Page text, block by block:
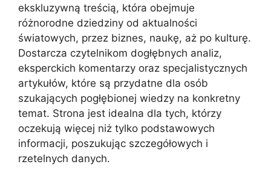
ekskluzywną treścią, która obejmuje
różnorodne dziedziny od aktualności
światowych, przez biznes, naukę, aż po kulturę.
Dostarcza czytelnikom dogłębnych analiz,
eksperckich komentarzy oraz specjalistycznych
artykułów, które są przydatne dla osób
szukających pogłębionej wiedzy na konkretny
temat. Strona jest idealna dla tych, którzy
oczekują więcej niż tylko podstawowych
informacji, poszukując szczegółowych i
rzetelnych danych.